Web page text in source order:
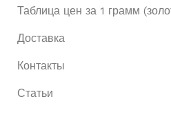
Таблица цен за 1 грамм
Доставка
Контакты
Статьи